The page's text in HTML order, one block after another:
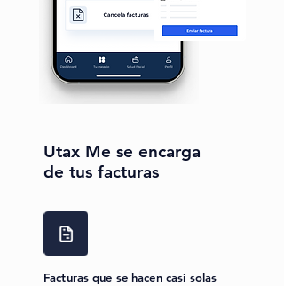
Utax Me se encarga
de tus facturas
Facturas que se hacen casi solas